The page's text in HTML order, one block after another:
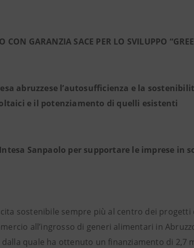
GARANZIA SACE PER LO SVILUPPO
abruzzese l’autosufficienza e la
e il potenziamento di quelli esistenti
Sanpaolo per supportare le imprese in
sostenibile sempre più al centro dei progetti
all’ingrosso di generi alimentari in
quale ha ottenuto un finanziamento di 2,7